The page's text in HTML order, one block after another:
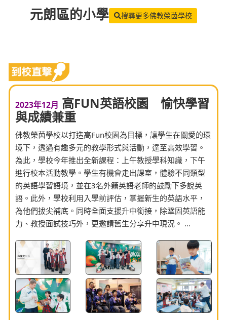
元朗區的小學 搜尋更多佛教榮茵學校
2023年12月 高FUN英語校園 愉快學習
與成績兼重
佛教榮茵學校以打造高Fun校園為目標，讓學生在關愛的環
境下，透過有趣多元的教學形式與活動，達至高效學習。
為此，學校今年推出全新課程：上午教授學科知識，下午
進行校本活動教學。學生有機會走出課室，體驗不同類型
的英語學習語境，並在3名外籍英語老師的鼓勵下多說英
語。此外，學校利用入學前評估，掌握新生的英語水平，
為他們拔尖補底。同時全面支援升中銜接，除鞏固英語能
力、教授面試技巧外，更邀請舊生分享升中現況。 ...